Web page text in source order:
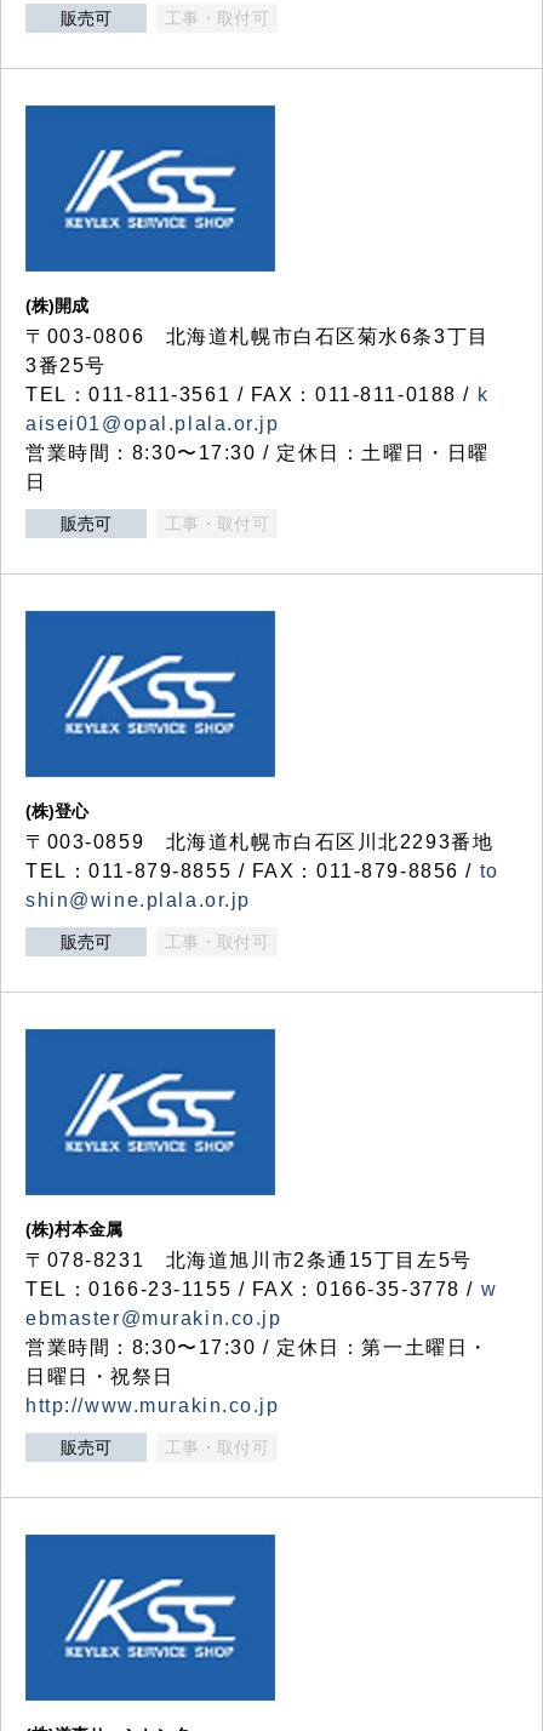
販売可 工事・取付可
(株)開成
〒003-0806 北海道札幌市白石区菊水6条3丁目
3番25号
TEL：011-811-3561 / FAX：011-811-0188 / k
aisei01@opal.plala.or.jp
営業時間：8:30〜17:30 / 定休日：土曜日・日曜
日
販売可 工事・取付可
(株)登心
〒003-0859 北海道札幌市白石区川北2293番地
TEL：011-879-8855 / FAX：011-879-8856 / to
shin@wine.plala.or.jp
販売可 工事・取付可
(株)村本金属
〒078-8231 北海道旭川市2条通15丁目左5号
TEL：0166-23-1155 / FAX：0166-35-3778 / w
ebmaster@murakin.co.jp
営業時間：8:30〜17:30 / 定休日：第一土曜日・
日曜日・祝祭日
http://www.murakin.co.jp
販売可 工事・取付可